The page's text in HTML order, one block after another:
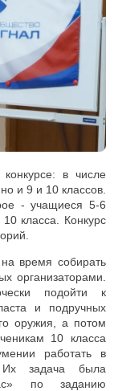
в числе
и 9 и 10 классов.
- учащиеся 5-6
класса. Конкурс
время собирать
организаторами.
подойти к
и подручных
оружия, а потом
10 класса
работать в
Их задача была
по заданию